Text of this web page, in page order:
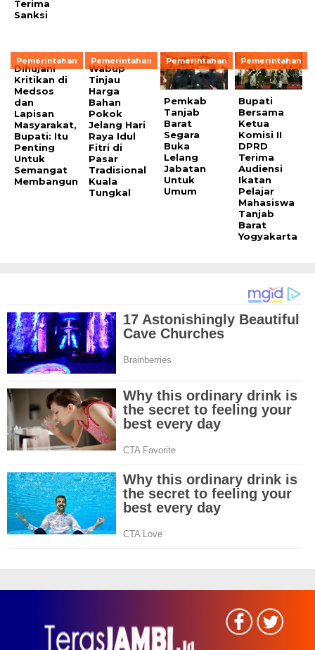
Terima
Sanksi
Pemerintahan
Dihujani
Kritikan di
Medsos
dan
Lapisan
Masyarakat,
Bupati: Itu
Penting
Untuk
Semangat
Membangun
Pemerintahan
Wabup
Tinjau
Harga
Bahan
Pokok
Jelang Hari
Raya Idul
Fitri di
Pasar
Tradisional
Kuala
Tungkal
Pemerintahan
Pemkab
Tanjab
Barat
Segara
Buka
Lelang
Jabatan
Untuk
Umum
Pemerintahan
Bupati
Bersama
Ketua
Komisi II
DPRD
Terima
Audiensi
Ikatan
Pelajar
Mahasiswa
Tanjab
Barat
Yogyakarta